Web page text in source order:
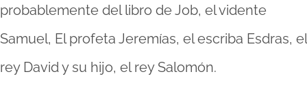
probablemente del libro de Job, el vidente
Samuel, El profeta Jeremías, el escriba Esdras, el
rey David y su hijo, el rey Salomón.